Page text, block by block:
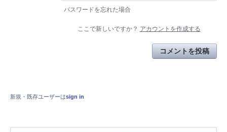
パスワードを忘れた場合
ここで新しいですか？ アカウントを作成する
コメントを投稿
新規・既存ユーザーはsign in